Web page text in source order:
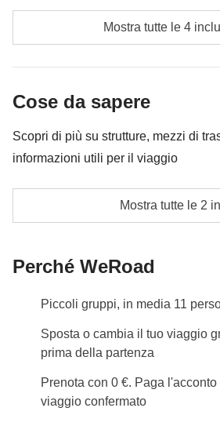
essere necessario implementarla
caso verrà restituita la differenza non
escursione al ghiacciaio di
concordato di fare e la relativa
coordinatore
Mostra tutte le 4
Cose da sapere
Scopri di più su strutture, mezzi di
informazioni utili per il viaggio
NOTA BENE: questo itinerario è
WeRoad ed è pensato per chi
viaggio in gruppo. I
Per questo motivo potrebbe non
bagno privato in ogni struttura.
Info sulle camere private
Vedi i dettagli
Mostra tutte le 2
Perché WeRoad
Piccoli gruppi, in media 11
Sposta o cambia il tuo viaggio
prima della partenza
Prenota con 0 €. Paga
viaggio confermato